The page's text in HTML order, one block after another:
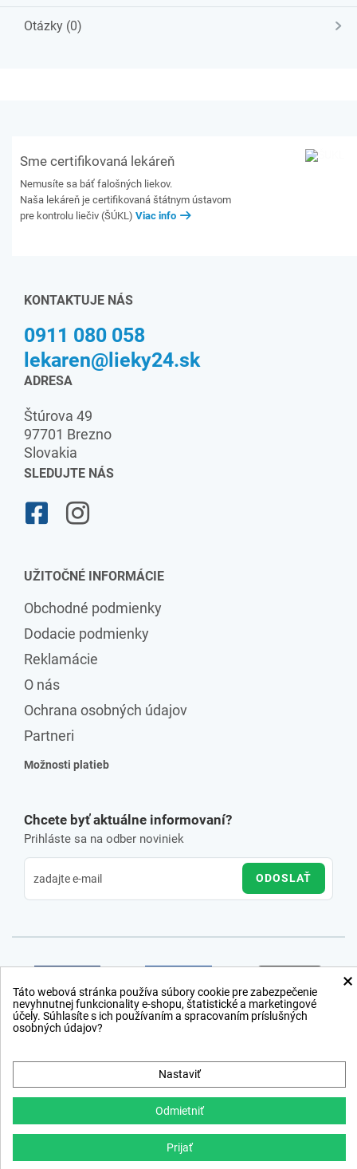
Otázky (0)
Sme certifikovaná lekáreň
Nemusíte sa báť falošných liekov.
Naša lekáreň je certifikovaná štátnym ústavom
pre kontrolu liečiv (ŠÚKL) Viac info
KONTAKTUJE NÁS
0911 080 058
lekaren@lieky24.sk
ADRESA
Štúrova 49
97701 Brezno
Slovakia
SLEDUJTE NÁS
UŽITOČNÉ INFORMÁCIE
Obchodné podmienky
Dodacie podmienky
Reklamácie
O nás
Ochrana osobných údajov
Partneri
Možnosti platieb
Chcete byť aktuálne informovaní?
Prihláste sa na odber noviniek
ODOSLAŤ
Copyright © 2012 − 2026
×
Táto webová stránka používa súbory cookie pre zabezpečenie
nevyhnutnej funkcionality e-shopu, štatistické a marketingové
účely. Súhlasíte s ich používaním a spracovaním príslušných
osobných údajov?
Nastaviť
Odmietniť
Prijať